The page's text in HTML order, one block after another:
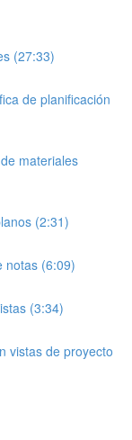
(27:33)
de planificación
materiales
(2:31)
notas (6:09)
(3:34)
vistas de proyecto